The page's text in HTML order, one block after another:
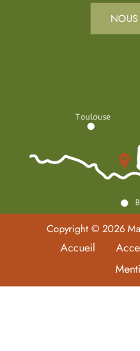
Copyright © 2026
Accueil